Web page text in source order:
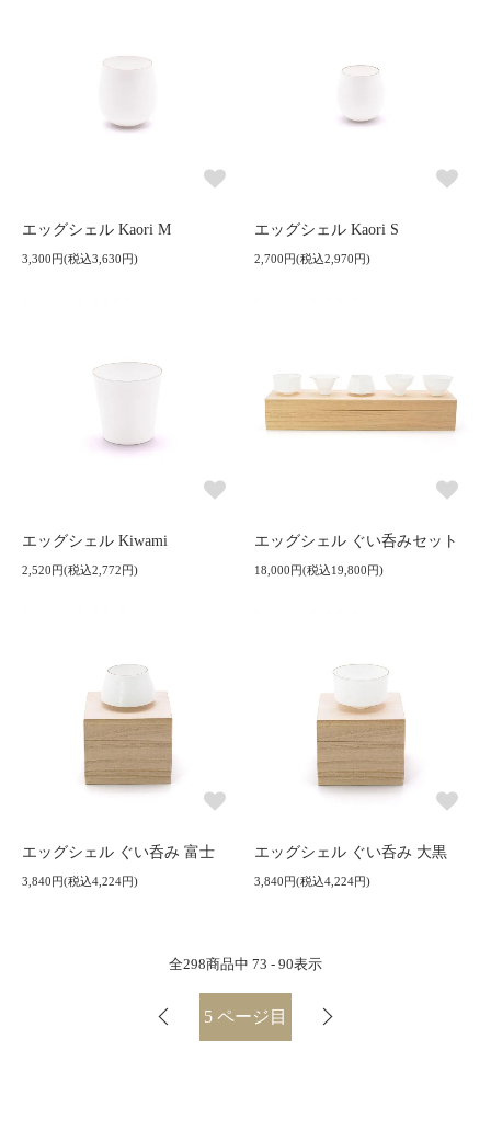
エッグシェル Kaori M
3,300円(税込3,630円)
エッグシェル Kaori S
2,700円(税込2,970円)
エッグシェル Kiwami
2,520円(税込2,772円)
エッグシェル ぐい呑みセット
18,000円(税込19,800円)
エッグシェル ぐい呑み 富士
3,840円(税込4,224円)
エッグシェル ぐい呑み 大黒
3,840円(税込4,224円)
全298商品中 73 - 90表示
5 ページ目